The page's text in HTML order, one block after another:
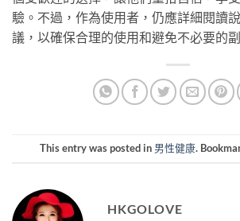
驗。不過，作為使用者，仍應詳細閱讀
議，以確保合理的使用和避免不必要的
This entry was posted in 男性健康.
HKGOLOVE